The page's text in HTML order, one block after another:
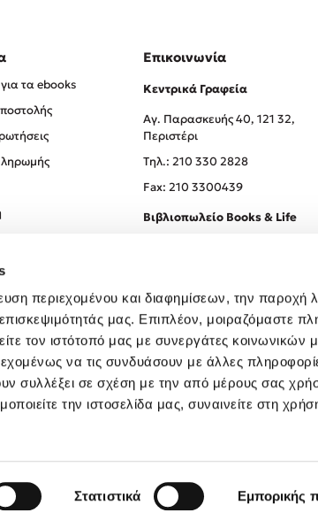
περιεχομένου και διαφημίσεων, την παροχή
μας. Επιπλέον, μοιραζόμαστε
τον ιστότοπό μας με συνεργάτες κοινωνικών
να τις συνδυάσουν με άλλες
συλλέξει σε σχέση με την από μέρους σας
την ιστοσελίδα μας, συναινείτε στη
Στατιστικά Εμπορικής
τα ebooks
Επικοινωνία
Κεντρικά Γραφεία
Αγ. Παρασκευής 40, 121 32,
Περιστέρι
Tηλ.: 210 330 2828
Fax: 210 3300439
Βιβλιοπωλείο Books & Life
Created by Powered by